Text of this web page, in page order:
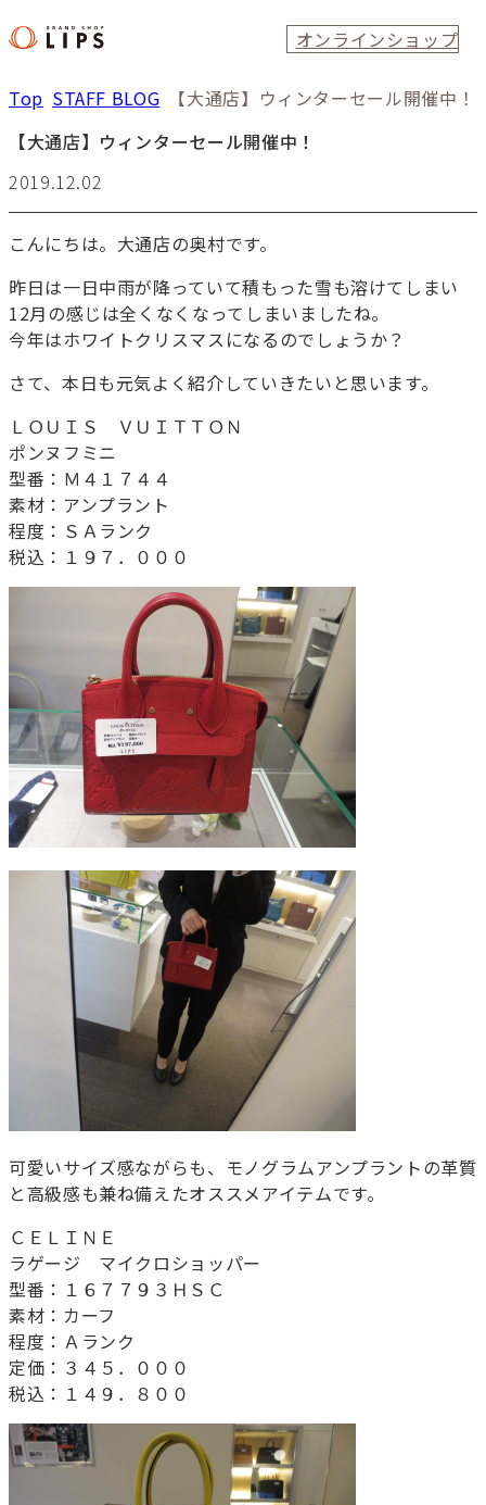
オンラインショップ
Top STAFF BLOG
【大通店】ウィンターセール開催中！
【大通店】ウィンターセール開催中！
2019.12.02
こんにちは。大通店の奥村です。
昨日は一日中雨が降っていて積もった雪も溶けてしまい
12月の感じは全くなくなってしまいましたね。
今年はホワイトクリスマスになるのでしょうか？
さて、本日も元気よく紹介していきたいと思います。
ＬＯＵＩＳ ＶＵＩＴＴＯＮ
ポンヌフミニ
型番：Ｍ４１７４４
素材：アンプラント
程度：ＳＡランク
税込：１９７．０００
可愛いサイズ感ながらも、モノグラムアンプラントの革質
と高級感も兼ね備えたオススメアイテムです。
ＣＥＬＩＮＥ
ラゲージ マイクロショッパー
型番：１６７７９３ＨＳＣ
素材：カーフ
程度：Ａランク
定価：３４５．０００
税込：１４９．８００